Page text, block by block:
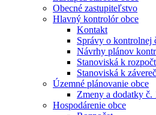
Obecné zastupiteľstvo
Hlavný kontrolór obce
Kontakt
Správy o kontrolnej
Návrhy plánov
Stanoviská k
Stanoviská k
Územné plánovanie obce
Zmeny a dodatky č.
Hospodárenie obce